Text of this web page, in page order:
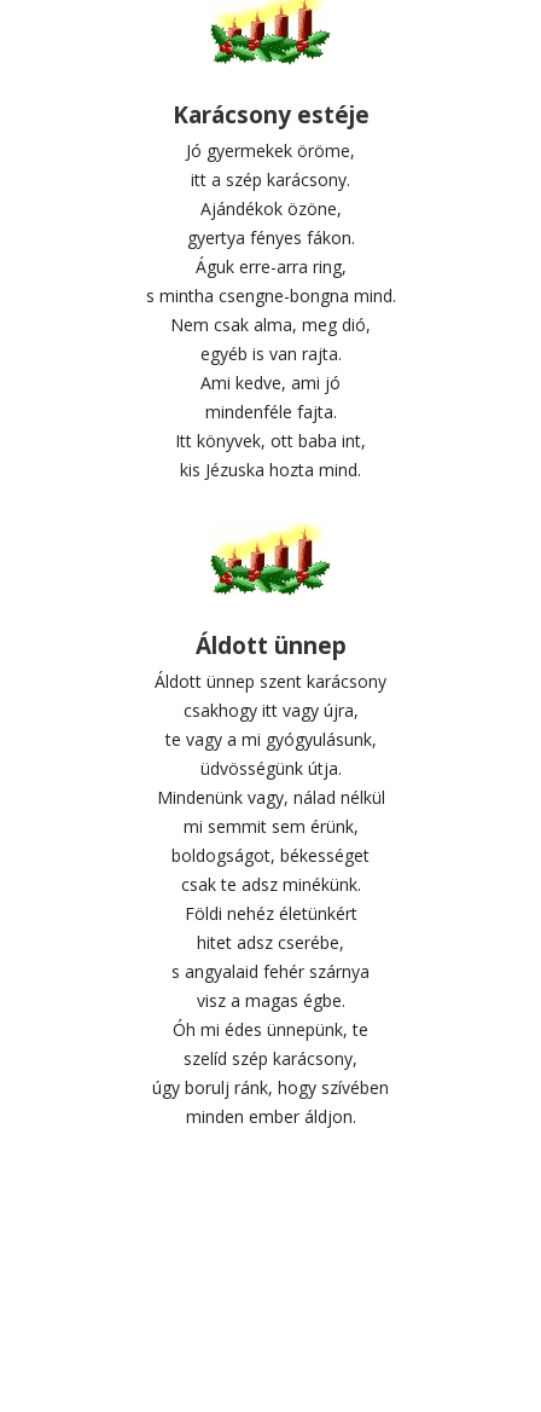
Karácsony estéje
Jó gyermekek öröme,
itt a szép karácsony.
Ajándékok özöne,
gyertya fényes fákon.
Águk erre-arra ring,
s mintha csengne-bongna mind.
Nem csak alma, meg dió,
egyéb is van rajta.
Ami kedve, ami jó
mindenféle fajta.
Itt könyvek, ott baba int,
kis Jézuska hozta mind.
Áldott ünnep
Áldott ünnep szent karácsony
csakhogy itt vagy újra,
te vagy a mi gyógyulásunk,
üdvösségünk útja.
Mindenünk vagy, nálad nélkül
mi semmit sem érünk,
boldogságot, békességet
csak te adsz minékünk.
Földi nehéz életünkért
hitet adsz cserébe,
s angyalaid fehér szárnya
visz a magas égbe.
Óh mi édes ünnepünk, te
szelíd szép karácsony,
úgy borulj ránk, hogy szívében
minden ember áldjon.